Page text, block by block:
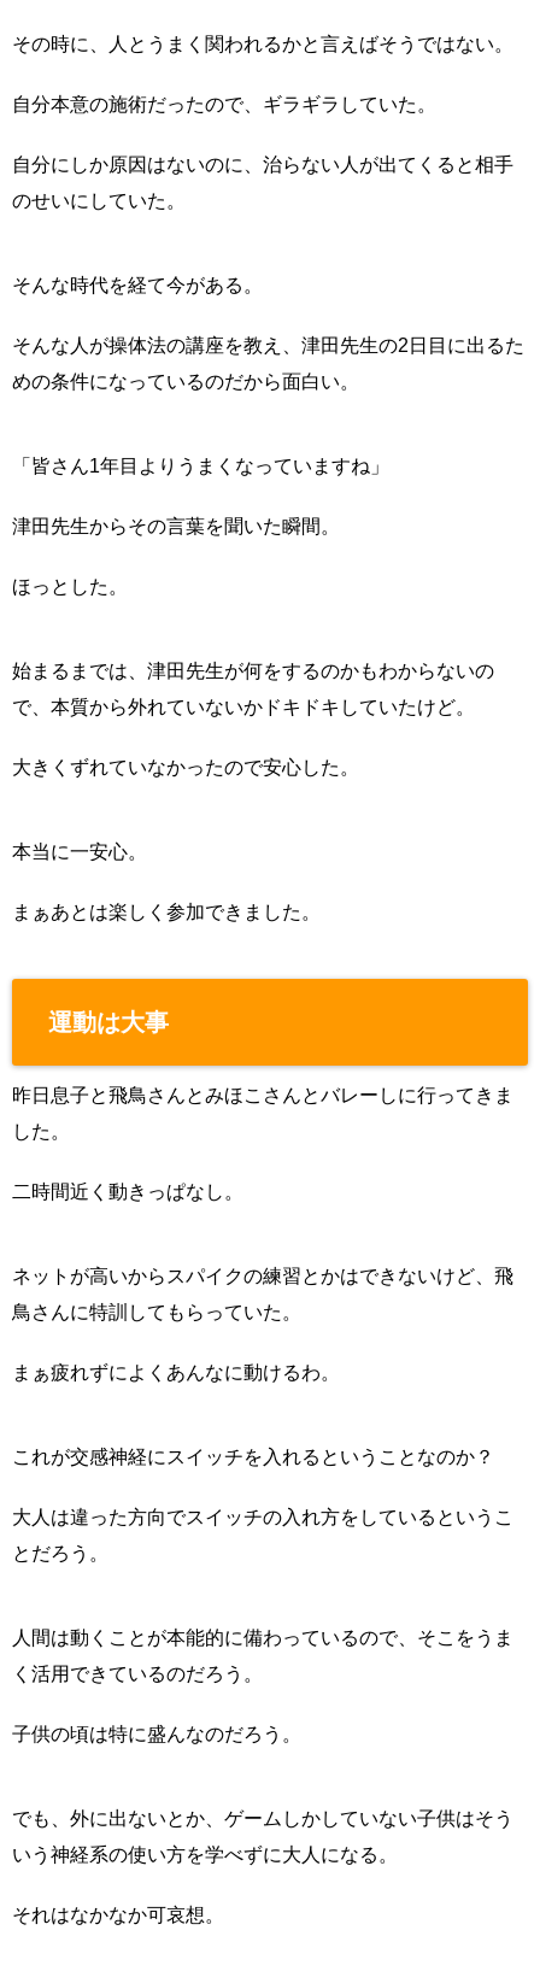
その時に、人とうまく関われるかと言えばそうではない。
自分本意の施術だったので、ギラギラしていた。
自分にしか原因はないのに、治らない人が出てくると相手
のせいにしていた。
そんな時代を経て今がある。
そんな人が操体法の講座を教え、津田先生の2日目に出るた
めの条件になっているのだから面白い。
「皆さん1年目よりうまくなっていますね」
津田先生からその言葉を聞いた瞬間。
ほっとした。
始まるまでは、津田先生が何をするのかもわからないの
で、本質から外れていないかドキドキしていたけど。
大きくずれていなかったので安心した。
本当に一安心。
まぁあとは楽しく参加できました。
運動は大事
昨日息子と飛鳥さんとみほこさんとバレーしに行ってきま
した。
二時間近く動きっぱなし。
ネットが高いからスパイクの練習とかはできないけど、飛
鳥さんに特訓してもらっていた。
まぁ疲れずによくあんなに動けるわ。
これが交感神経にスイッチを入れるということなのか？
大人は違った方向でスイッチの入れ方をしているというこ
とだろう。
人間は動くことが本能的に備わっているので、そこをうま
く活用できているのだろう。
子供の頃は特に盛んなのだろう。
でも、外に出ないとか、ゲームしかしていない子供はそう
いう神経系の使い方を学べずに大人になる。
それはなかなか可哀想。